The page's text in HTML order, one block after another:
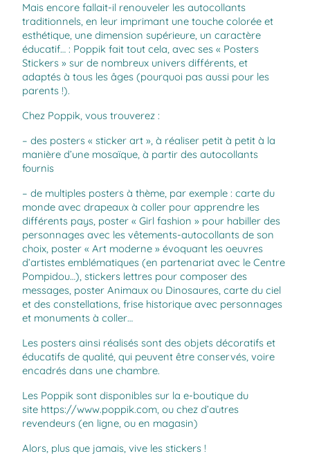
Mais encore fallait-il renouveler les autocollants
traditionnels, en leur imprimant une touche colorée et
esthétique, une dimension supérieure, un caractère
éducatif… : Poppik fait tout cela, avec ses « Posters
Stickers » sur de nombreux univers différents, et
adaptés à tous les âges (pourquoi pas aussi pour les
parents !).
Chez Poppik, vous trouverez :
– des posters « sticker art », à réaliser petit à petit à la
manière d’une mosaïque, à partir des autocollants
fournis
– de multiples posters à thème, par exemple : carte du
monde avec drapeaux à coller pour apprendre les
différents pays, poster « Girl fashion » pour habiller des
personnages avec les vêtements-autocollants de son
choix, poster « Art moderne » évoquant les oeuvres
d’artistes emblématiques (en partenariat avec le Centre
Pompidou…), stickers lettres pour composer des
messages, poster Animaux ou Dinosaures, carte du ciel
et des constellations, frise historique avec personnages
et monuments à coller…
Les posters ainsi réalisés sont des objets décoratifs et
éducatifs de qualité, qui peuvent être conservés, voire
encadrés dans une chambre.
Les Poppik sont disponibles sur la e-boutique du
site https://www.poppik.com, ou chez d’autres
revendeurs (en ligne, ou en magasin)
Alors, plus que jamais, vive les stickers !